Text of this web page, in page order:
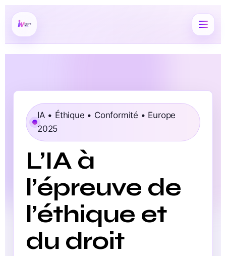
IA • Éthique • Conformité • Europe
2025
L’IA à
l’épreuve de
l’éthique et
du droit